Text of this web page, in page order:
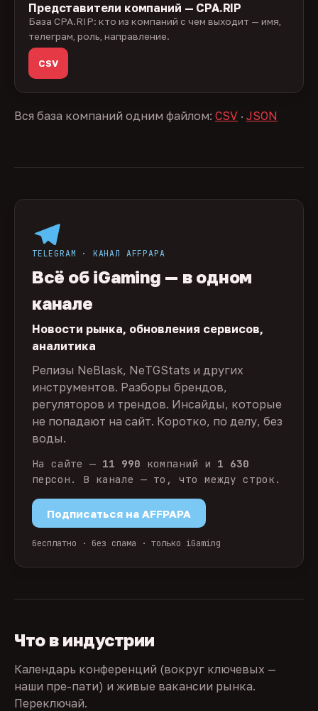
Представители компаний — CPA.RIP
База CPA.RIP: кто из компаний с чем выходит — имя,
телеграм, роль, направление.
CSV
Вся база компаний одним файлом: CSV · JSON
TELEGRAM · КАНАЛ AFFPAPA
Всё об iGaming — в одном
канале
Новости рынка, обновления сервисов,
аналитика
Релизы NeBlask, NeTGStats и других
инструментов. Разборы брендов,
регуляторов и трендов. Инсайды, которые
не попадают на сайт. Коротко, по делу, без
воды.
На сайте — 11 990 компаний и 1 630
персон. В канале — то, что между строк.
Подписаться на AFFPAPA
бесплатно · без спама · только iGaming
Что в индустрии
Календарь конференций (вокруг ключевых —
наши пре-пати) и живые вакансии рынка.
Переключай.